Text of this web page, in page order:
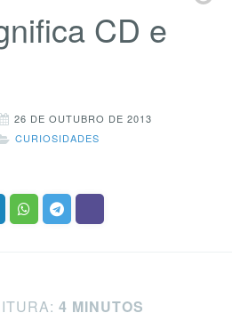
CD e
26 DE OUTUBRO DE 2013
CURIOSIDADES
4 MINUTOS